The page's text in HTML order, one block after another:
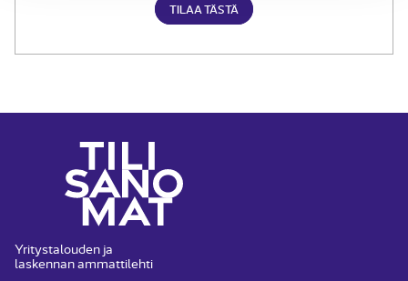
TILAA TÄSTÄ
Yritystalouden ja
laskennan ammattilehti